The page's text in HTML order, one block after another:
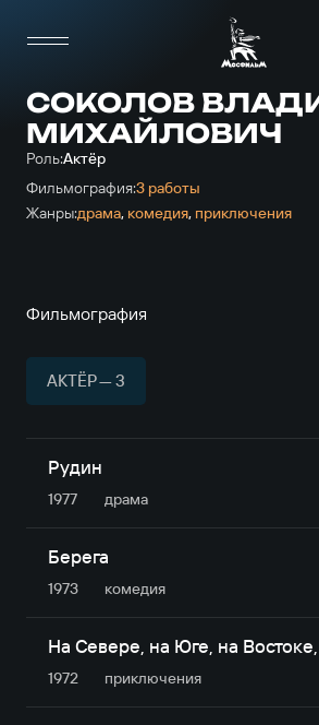
СОКОЛОВ
МИХАЙЛОВИЧ
Роль:Актёр
Фильмография:3 работы
Жанры:драма, комедия, приключе­ния
Фильмография
АКТЁР — 3
Рудин
1977 драма
Берега
1973 комедия
На Севере, на Юге, на
1972 приключе­ния